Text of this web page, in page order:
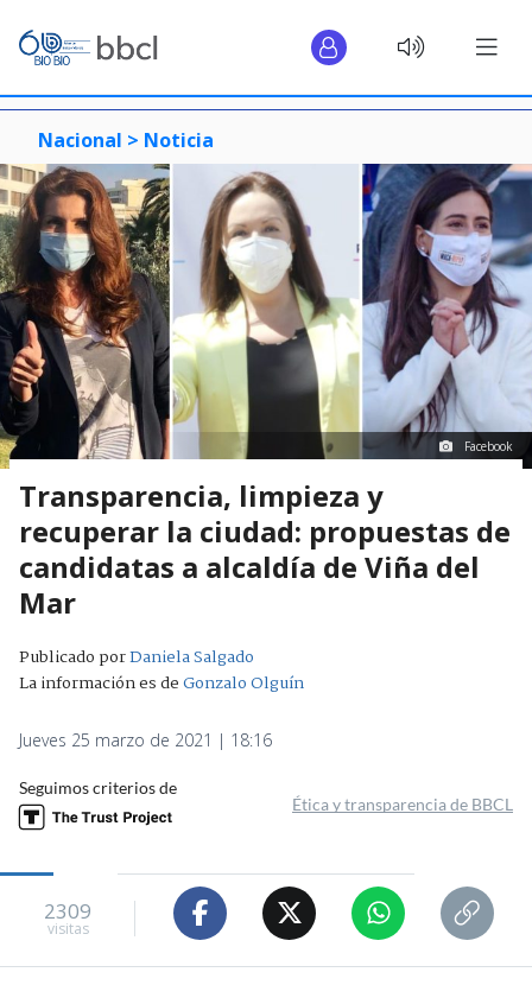
Nacional > Noticia
Facebook
Transparencia, limpieza y
recuperar la ciudad: propuestas de
candidatas a alcaldía de Viña del
Mar
Publicado porDaniela Salgado
La información es deGonzalo Olguín
Jueves 25 marzo de 2021 | 18:16
Seguimos criterios de
Ética y transparencia de BBCL
2309
visitas